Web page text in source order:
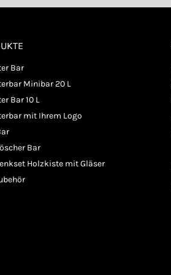
Bar
Minibar 20 L
Bar 10 L
mit Ihrem Logo
Bar
Holzkiste mit Gläser